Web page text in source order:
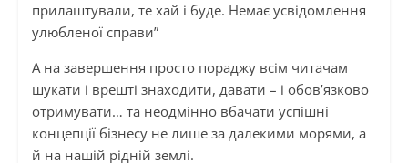
прилаштували, те хай і буде. Немає усвідомлення
улюбленої справи”
А на завершення просто пораджу всім читачам
шукати і врешті знаходити, давати – і обов’язково
отримувати… та неодмінно вбачати успішні
концепції бізнесу не лише за далекими морями, а
й на нашій рідній землі.